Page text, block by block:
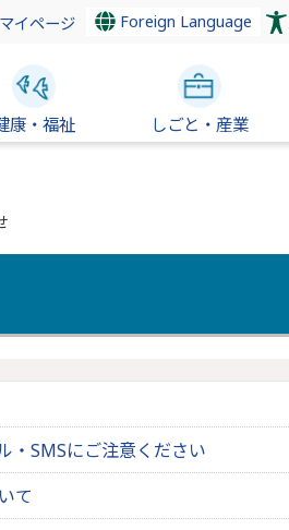
マイページ Foreign Language
康・福祉 しごと・産業
・SMSにご注意ください
て